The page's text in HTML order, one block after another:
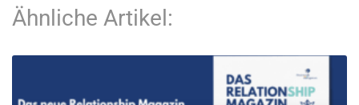
Ähnliche Artikel: